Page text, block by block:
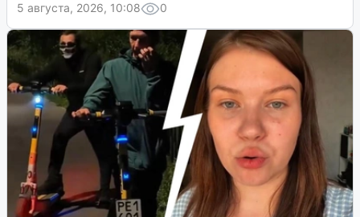
5 августа, 2026, 10:08
0